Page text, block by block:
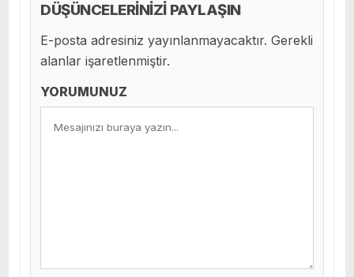
DÜŞÜNCELERİNİZİ PAYLAŞIN
E-posta adresiniz yayınlanmayacaktır. Gerekli
alanlar işaretlenmiştir.
YORUMUNUZ